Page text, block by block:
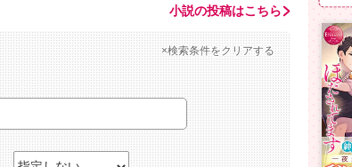
小説の投稿はこちら
×検索条件をクリアする